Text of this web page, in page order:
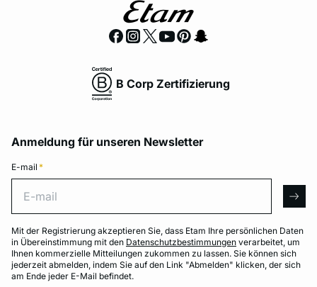
B Corp Zertifizierung
Anmeldung für unseren Newsletter
E-mail *
Mit der Registrierung akzeptieren Sie, dass Etam Ihre persönlichen Daten
in Übereinstimmung mit den Datenschutzbestimmungen verarbeitet, um
Ihnen kommerzielle Mitteilungen zukommen zu lassen. Sie können sich
jederzeit abmelden, indem Sie auf den Link "Abmelden" klicken, der sich
am Ende jeder E-Mail befindet.